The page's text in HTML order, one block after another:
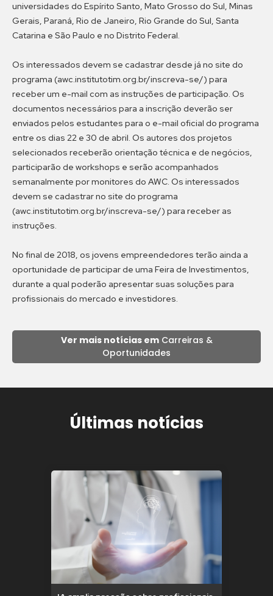
universidades do Espírito Santo, Mato Grosso do Sul, Minas
Gerais, Paraná, Rio de Janeiro, Rio Grande do Sul, Santa
Catarina e São Paulo e no Distrito Federal.
Os interessados devem se cadastrar desde já no site do
programa (awc.institutotim.org.br/inscreva-se/) para
receber um e-mail com as instruções de participação. Os
documentos necessários para a inscrição deverão ser
enviados pelos estudantes para o e-mail oficial do programa
entre os dias 22 e 30 de abril. Os autores dos projetos
selecionados receberão orientação técnica e de negócios,
participarão de workshops e serão acompanhados
semanalmente por monitores do AWC. Os interessados
devem se cadastrar no site do programa
(awc.institutotim.org.br/inscreva-se/) para receber as
instruções.
No final de 2018, os jovens empreendedores terão ainda a
oportunidade de participar de uma Feira de Investimentos,
durante a qual poderão apresentar suas soluções para
profissionais do mercado e investidores.
Ver mais notícias emCarreiras &
Oportunidades
Últimas notícias